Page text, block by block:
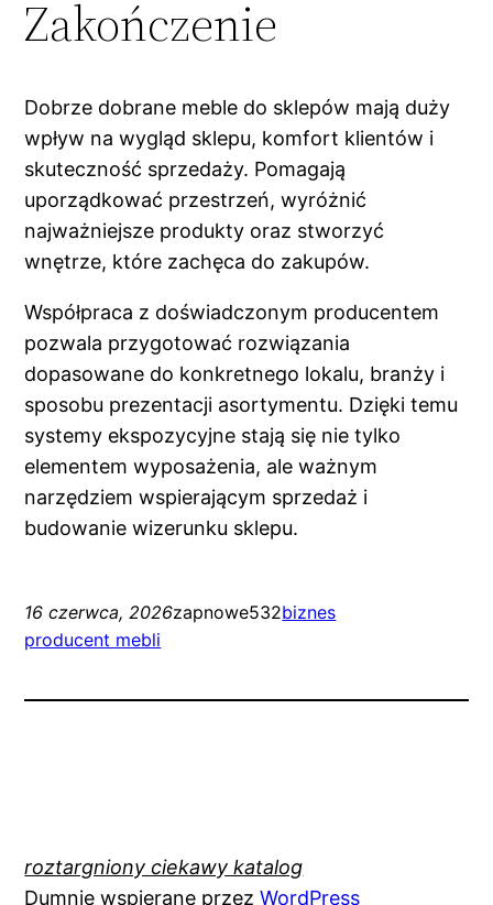
Zakończenie
Dobrze dobrane meble do sklepów mają duży
wpływ na wygląd sklepu, komfort klientów i
skuteczność sprzedaży. Pomagają
uporządkować przestrzeń, wyróżnić
najważniejsze produkty oraz stworzyć
wnętrze, które zachęca do zakupów.
Współpraca z doświadczonym producentem
pozwala przygotować rozwiązania
dopasowane do konkretnego lokalu, branży i
sposobu prezentacji asortymentu. Dzięki temu
systemy ekspozycyjne stają się nie tylko
elementem wyposażenia, ale ważnym
narzędziem wspierającym sprzedaż i
budowanie wizerunku sklepu.
16 czerwca, 2026zapnowe532biznes
producent mebli
roztargniony ciekawy katalog
Dumnie wspierane przezWordPress